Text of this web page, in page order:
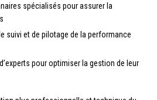
spécialisés pour assurer la
suivi et de pilotage de la performance
pour optimiser la gestion de leur